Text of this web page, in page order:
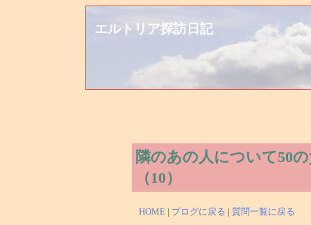
エルトリア探訪日記
隣のあの人について50
（10）
HOME | ブログに戻る | 質問一覧に戻る